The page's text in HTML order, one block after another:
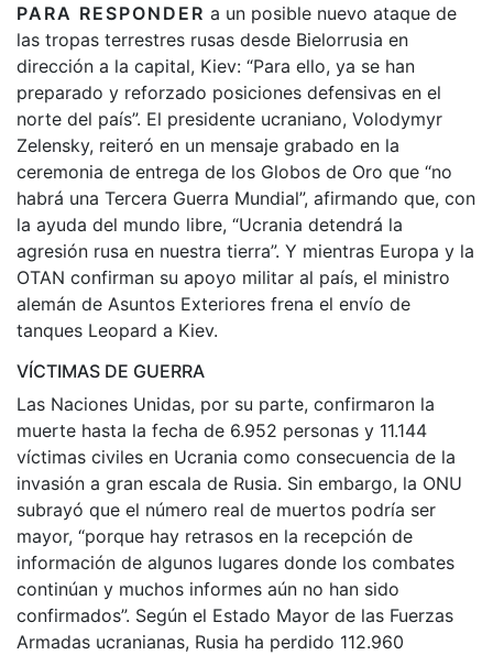
PARA RESPONDER a un posible nuevo ataque de
las tropas terrestres rusas desde Bielorrusia en
dirección a la capital, Kiev: “Para ello, ya se han
preparado y reforzado posiciones defensivas en el
norte del país”. El presidente ucraniano, Volodymyr
Zelensky, reiteró en un mensaje grabado en la
ceremonia de entrega de los Globos de Oro que “no
habrá una Tercera Guerra Mundial”, afirmando que, con
la ayuda del mundo libre, “Ucrania detendrá la
agresión rusa en nuestra tierra”. Y mientras Europa y la
OTAN confirman su apoyo militar al país, el ministro
alemán de Asuntos Exteriores frena el envío de
tanques Leopard a Kiev.
VÍCTIMAS DE GUERRA
Las Naciones Unidas, por su parte, confirmaron la
muerte hasta la fecha de 6.952 personas y 11.144
víctimas civiles en Ucrania como consecuencia de la
invasión a gran escala de Rusia. Sin embargo, la ONU
subrayó que el número real de muertos podría ser
mayor, “porque hay retrasos en la recepción de
información de algunos lugares donde los combates
continúan y muchos informes aún no han sido
confirmados”. Según el Estado Mayor de las Fuerzas
Armadas ucranianas, Rusia ha perdido 112.960